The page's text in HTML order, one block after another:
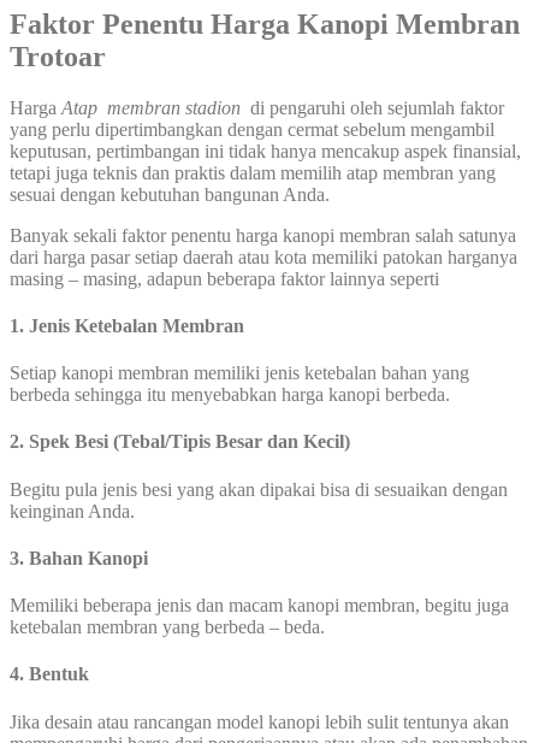
Faktor Penentu Harga Kanopi Membran
Trotoar
Harga Atap membran stadion di pengaruhi oleh sejumlah faktor
yang perlu dipertimbangkan dengan cermat sebelum mengambil
keputusan, pertimbangan ini tidak hanya mencakup aspek finansial,
tetapi juga teknis dan praktis dalam memilih atap membran yang
sesuai dengan kebutuhan bangunan Anda.
Banyak sekali faktor penentu harga kanopi membran salah satunya
dari harga pasar setiap daerah atau kota memiliki patokan harganya
masing – masing, adapun beberapa faktor lainnya seperti
1. Jenis Ketebalan Membran
Setiap kanopi membran memiliki jenis ketebalan bahan yang
berbeda sehingga itu menyebabkan harga kanopi berbeda.
2. Spek Besi (Tebal/Tipis Besar dan Kecil)
Begitu pula jenis besi yang akan dipakai bisa di sesuaikan dengan
keinginan Anda.
3. Bahan Kanopi
Memiliki beberapa jenis dan macam kanopi membran, begitu juga
ketebalan membran yang berbeda – beda.
4. Bentuk
Jika desain atau rancangan model kanopi lebih sulit tentunya akan